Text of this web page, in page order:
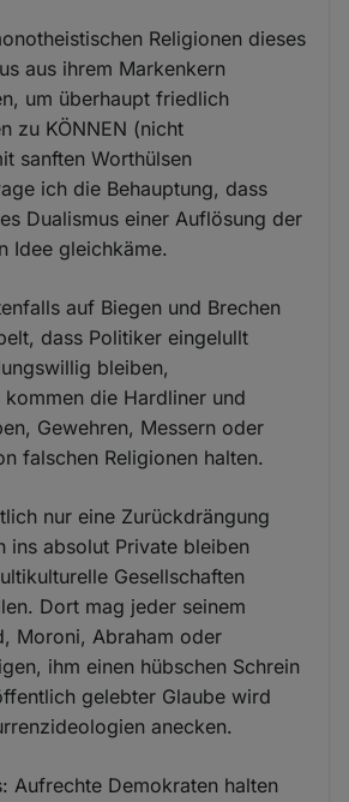
Religionen dieses
aus ihrem Markenkern
um überhaupt friedlich
zu KÖNNEN (nicht
sanften Worthülsen
ich die Behauptung, dass
Dualismus einer Auflösung der
Idee gleichkäme.
auf Biegen und Brechen
dass Politiker eingelullt
bleiben,
die Hardliner und
Gewehren, Messern oder
falschen Religionen halten.
nur eine Zurückdrängung
ins absolut Private bleiben
Gesellschaften
Dort mag jeder seinem
Moroni, Abraham oder
ihm einen hübschen Schrein
gelebter Glaube wird
anecken.
Aufrechte Demokraten halten